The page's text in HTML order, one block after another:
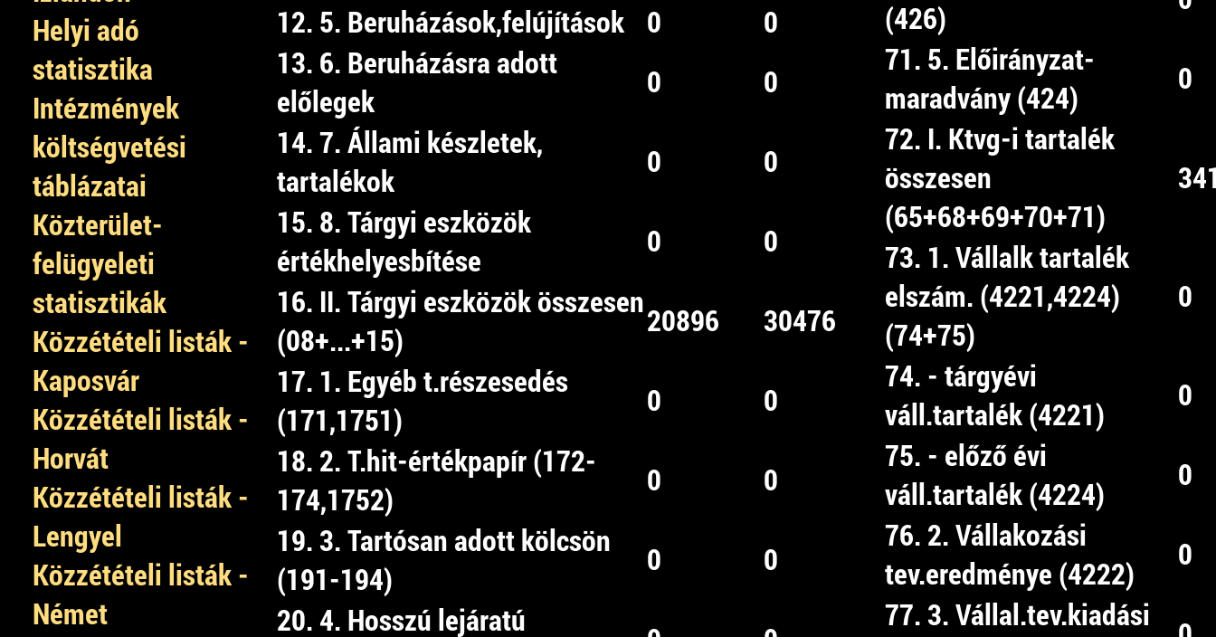
Helyi adó
statisztika
Intézmények
költségvetési
táblázatai
Közterület-
felügyeleti
statisztikák
Közzétételi listák -
Kaposvár
Közzétételi listák -
Horvát
Közzétételi listák -
Lengyel
Közzétételi listák -
Német
12. 5. Beruházások,felújítások
0
0
13. 6. Beruházásra adott
előlegek
0
0
14. 7. Állami készletek,
tartalékok
0
0
15. 8. Tárgyi eszközök
értékhelyesbítése
0
0
16. II. Tárgyi eszközök összesen
(08+...+15)
20896
30476
17. 1. Egyéb t.részesedés
(171,1751)
0
0
18. 2. T.hit-értékpapír (172-
174,1752)
0
0
19. 3. Tartósan adott kölcsön
(191-194)
0
0
20. 4. Hosszú lejáratú
(426)
71. 5. Előirányzat-
maradvány (424)
0
72. I. Ktvg-i tartalék
összesen
(65+68+69+70+71)
73. 1. Vállalk tartalék
elszám. (4221,4224)
(74+75)
0
74. - tárgyévi
váll.tartalék (4221)
0
75. - előző évi
váll.tartalék (4224)
0
76. 2. Vállakozási
tev.eredménye (4222)
0
77. 3. Vállal.tev.kiadási